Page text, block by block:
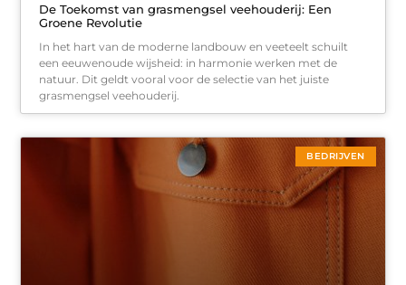
De Toekomst van grasmengsel veehouderij: Een
Groene Revolutie
In het hart van de moderne landbouw en veeteelt schuilt
een eeuwenoude wijsheid: in harmonie werken met de
natuur. Dit geldt vooral voor de selectie van het juiste
grasmengsel veehouderij.
BEDRIJVEN